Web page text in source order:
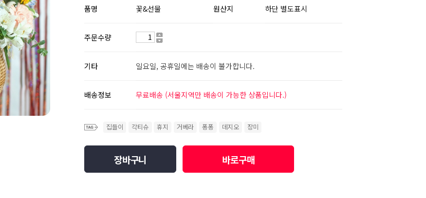
품명 꽃&선물 원산지 하단 별도표시
주문수량
기타 일요일, 공휴일에는 배송이 불가합니다.
배송정보 무료배송 (서울지역만 배송이 가능한 상품입니다.)
집들이 각티슈 휴지 거베라 퐁퐁 데지오 장미
장바구니 바로구매